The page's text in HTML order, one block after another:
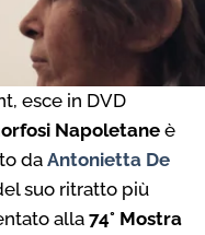
esce in DVD
Napoletane è
da Antonietta De
suo ritratto più
alla74° Mostra